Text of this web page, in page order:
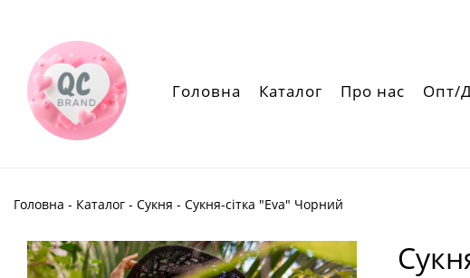
Головна Каталог Про нас Опт/
Головна - Каталог - Сукня - Сукня-сітка "Eva" Чорний